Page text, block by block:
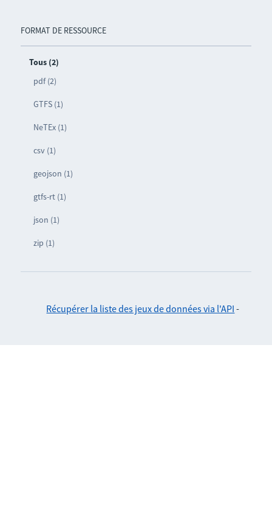
FORMAT DE RESSOURCE
Tous (2)
pdf (2)
GTFS (1)
NeTEx (1)
csv (1)
geojson (1)
gtfs-rt (1)
json (1)
zip (1)
Récupérer la liste des jeux de données via l'API -